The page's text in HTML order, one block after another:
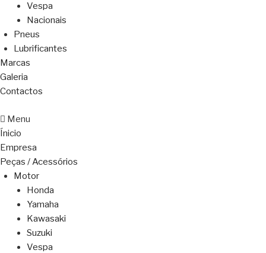
Vespa
Nacionais
Pneus
Lubrificantes
Marcas
Galeria
Contactos
Menu
Ínicio
Empresa
Peças / Acessórios
Motor
Honda
Yamaha
Kawasaki
Suzuki
Vespa